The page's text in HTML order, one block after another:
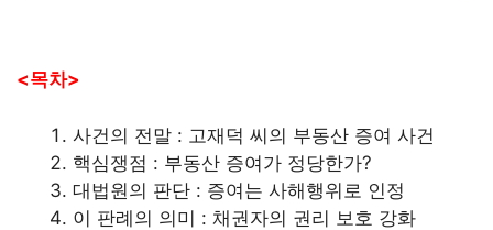
<목차>
사건의 전말 : 고재덕 씨의 부동산 증여 사건
핵심쟁점 : 부동산 증여가 정당한가?
대법원의 판단 : 증여는 사해행위로 인정
이 판례의 의미 : 채권자의 권리 보호 강화